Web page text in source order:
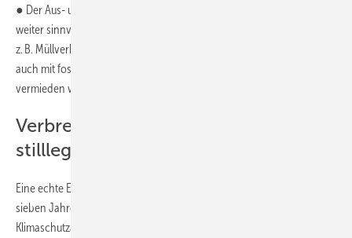
● Der Aus- und Neubau warmer und heißer Fernwärmenetze ist nicht
weiter sinnvoll. Ausnahme: hochtemperierte Abwärmequellen, wie
z. B. Müllverbrennungsanlagen stehen dauerhaft zur Verfügung. Aber
auch mit fossilen Energieträgern „erzeugter“ Müll muss langfristig
vermieden werden.
Verbrenner schnellstmöglich
stilllegen
Eine echte Energiewende – das ist die tragende Säule des schon vor
sieben Jahren in Paris international vereinbarten
Klimaschutzabkommens. Die Empfehlung „Einhalten eines